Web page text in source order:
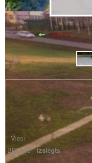
Atpakaļ
BBCode -izslēgts